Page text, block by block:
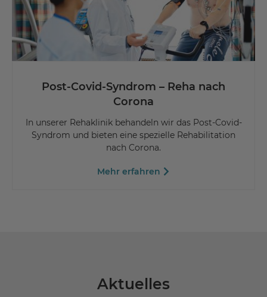
Post-Covid-Syndrom – Reha nach
Corona
In unserer Rehaklinik behandeln wir das Post-Covid-
Syndrom und bieten eine spezielle Rehabilitation
nach Corona.
Mehr erfahren
Aktuelles